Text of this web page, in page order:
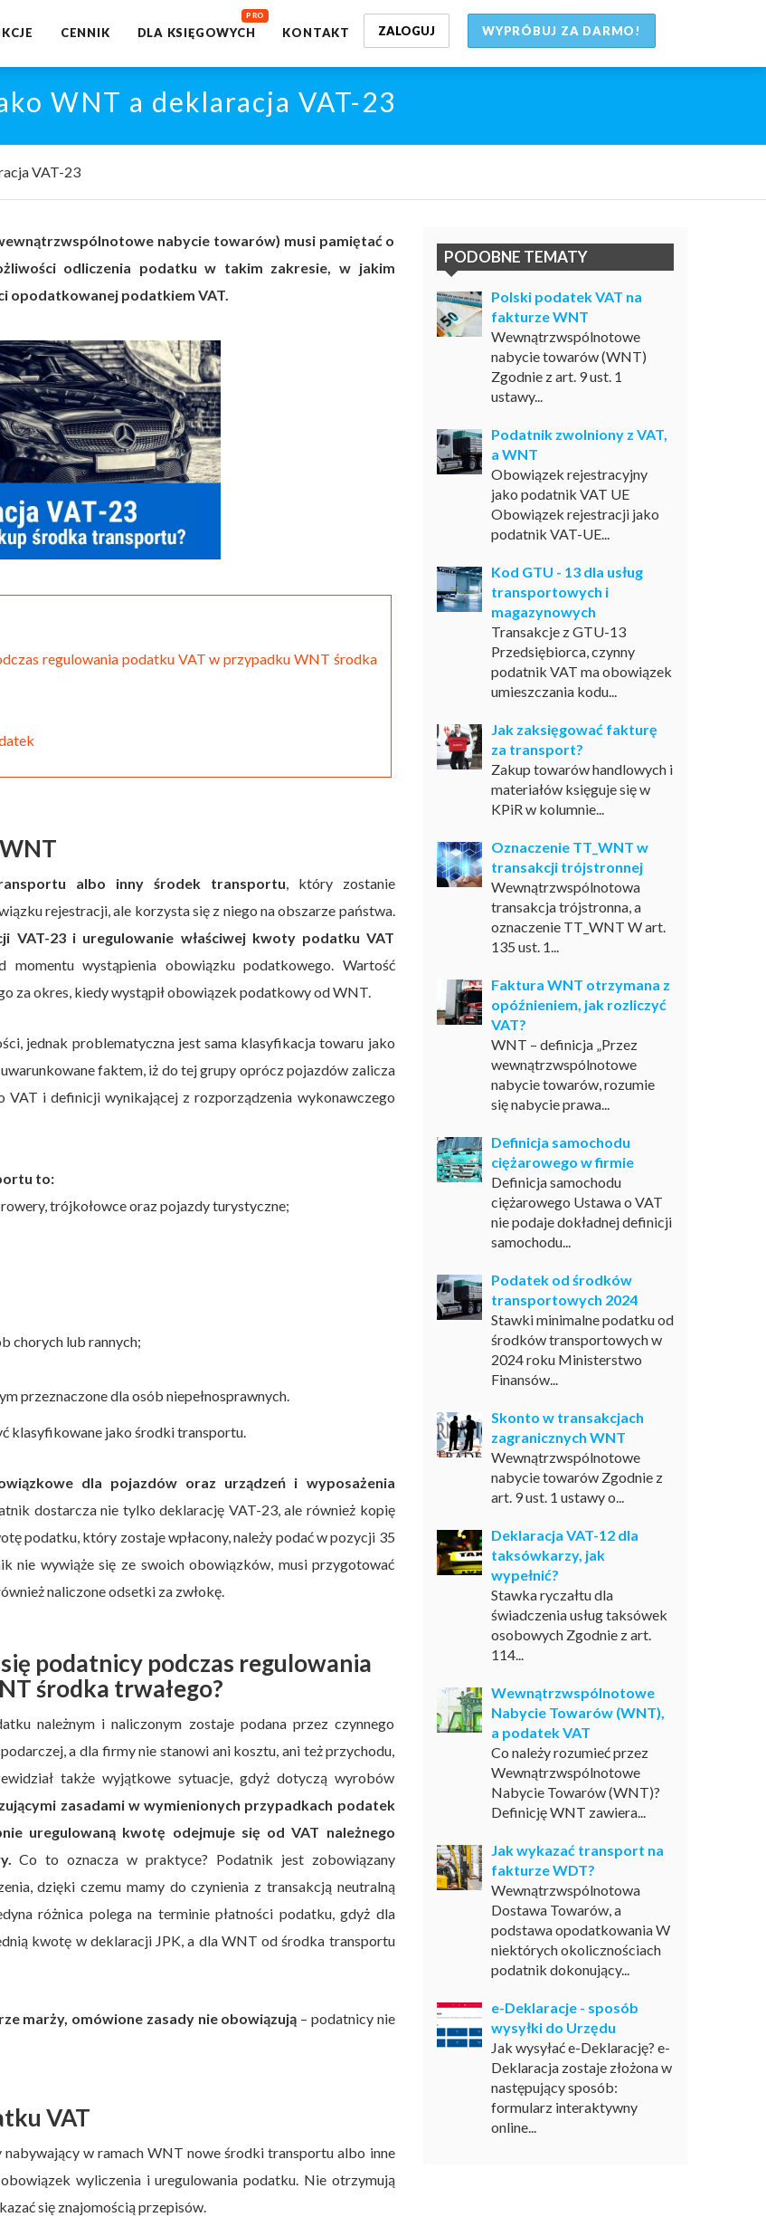
WYPRÓBUJ ZA DARMO!
ZALOGUJ
CENNIK DLA KSIĘGOWYCH KONTAKT
WNT a deklaracja VAT-23
VAT-23
nabycie towarów) musi pamiętać o
odliczenia podatku w takim zakresie, w jakim
opodatkowanej podatkiem VAT.
regulowania podatku VAT w przypadku WNT środka
albo inny środek transportu, który zostanie
rejestracji, ale korzysta się z niego na obszarze państwa.
VAT-23 i uregulowanie właściwej kwoty podatku VAT
momentu wystąpienia obowiązku podatkowego. Wartość
za okres, kiedy wystąpił obowiązek podatkowy od WNT.
jednak problematyczna jest sama klasyfikacja towaru jako
faktem, iż do tej grupy oprócz pojazdów zalicza
VAT i definicji wynikającej z rozporządzenia wykonawczego
to:
trójkołowce oraz pojazdy turystyczne;
chorych lub rannych;
przeznaczone dla osób niepełnosprawnych.
klasyfikowane jako środki transportu.
dla pojazdów oraz urządzeń i wyposażenia
dostarcza nie tylko deklarację VAT-23, ale również kopię
podatku, który zostaje wpłacony, należy podać w pozycji 35
nie wywiąże się ze swoich obowiązków, musi przygotować
naliczone odsetki za zwłokę.
podatnicy podczas regulowania
środka trwałego?
należnym i naliczonym zostaje podana przez czynnego
a dla firmy nie stanowi ani kosztu, ani też przychodu,
także wyjątkowe sytuacje, gdyż dotyczą wyrobów
zasadami w wymienionych przypadkach podatek
uregulowaną kwotę odejmuje się od VAT należnego
Co to oznacza w praktyce? Podatnik jest zobowiązany
dzięki czemu mamy do czynienia z transakcją neutralną
różnica polega na terminie płatności podatku, gdyż dla
kwotę w deklaracji JPK, a dla WNT od środka transportu
marży, omówione zasady nie obowiązują – podatnicy nie
VAT
w ramach WNT nowe środki transportu albo inne
wyliczenia i uregulowania podatku. Nie otrzymują
się znajomością przepisów.
PODOBNE TEMATY
Polski podatek VAT na
fakturze WNT
Wewnątrzwspólnotowe
nabycie towarów (WNT)
Zgodnie z art. 9 ust. 1
ustawy...
Podatnik zwolniony z VAT,
a WNT
Obowiązek rejestracyjny
jako podatnik VAT UE
Obowiązek rejestracji jako
podatnik VAT-UE...
Kod GTU - 13 dla usług
transportowych i
magazynowych
Transakcje z GTU-13
Przedsiębiorca, czynny
podatnik VAT ma obowiązek
umieszczania kodu...
Jak zaksięgować fakturę
za transport?
Zakup towarów handlowych i
materiałów księguje się w
KPiR w kolumnie...
Oznaczenie TT_WNT w
transakcji trójstronnej
Wewnątrzwspólnotowa
transakcja trójstronna, a
oznaczenie TT_WNT W art.
135 ust. 1...
Faktura WNT otrzymana z
opóźnieniem, jak rozliczyć
VAT?
WNT – definicja „Przez
wewnątrzwspólnotowe
nabycie towarów, rozumie
się nabycie prawa...
Definicja samochodu
ciężarowego w firmie
Definicja samochodu
ciężarowego Ustawa o VAT
nie podaje dokładnej definicji
samochodu...
Podatek od środków
transportowych 2024
Stawki minimalne podatku od
środków transportowych w
2024 roku Ministerstwo
Finansów...
Skonto w transakcjach
zagranicznych WNT
Wewnątrzwspólnotowe
nabycie towarów Zgodnie z
art. 9 ust. 1 ustawy o...
Deklaracja VAT-12 dla
taksówkarzy, jak
wypełnić?
Stawka ryczałtu dla
świadczenia usług taksówek
osobowych Zgodnie z art.
114...
Wewnątrzwspólnotowe
Nabycie Towarów (WNT),
a podatek VAT
Co należy rozumieć przez
Wewnątrzwspólnotowe
Nabycie Towarów (WNT)?
Definicję WNT zawiera...
Jak wykazać transport na
fakturze WDT?
Wewnątrzwspólnotowa
Dostawa Towarów, a
podstawa opodatkowania W
niektórych okolicznościach
podatnik dokonujący...
e-Deklaracje - sposób
wysyłki do Urzędu
Jak wysyłać e-Deklarację? e-
Deklaracja zostaje złożona w
następujący sposób:
formularz interaktywny
online...